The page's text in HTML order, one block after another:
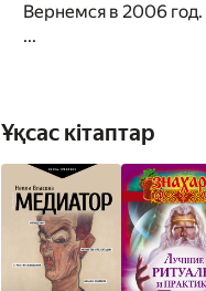
Вернемся в 2006
...
Ұқсас кітаптар